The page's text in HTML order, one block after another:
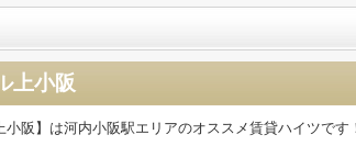
上小阪
小阪】は河内小阪駅エリアのオススメ賃貸ハイツです